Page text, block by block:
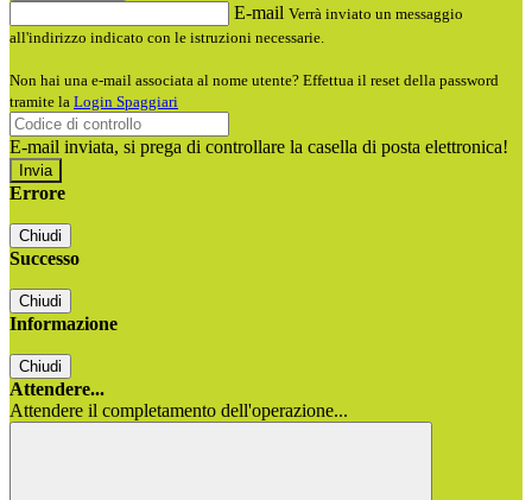
E-mail Verrà inviato un messaggio
all'indirizzo indicato con le istruzioni necessarie.
Non hai una e-mail associata al nome utente? Effettua il reset della password
tramite la Login Spaggiari
E-mail inviata, si prega di controllare la casella di posta elettronica!
Errore
Chiudi
Successo
Chiudi
Informazione
Chiudi
Attendere...
Attendere il completamento dell'operazione...